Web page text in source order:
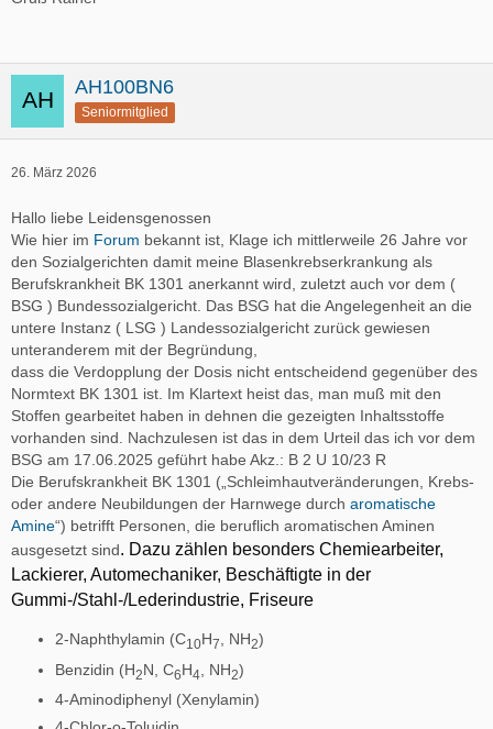
AH100BN6
Seniormitglied
26. März 2026
Hallo liebe Leidensgenossen
Wie hier im Forum bekannt ist, Klage ich mittlerweile 26 Jahre vor
den Sozialgerichten damit meine Blasenkrebserkrankung als
Berufskrankheit BK 1301 anerkannt wird, zuletzt auch vor dem (
BSG ) Bundessozialgericht. Das BSG hat die Angelegenheit an die
untere Instanz ( LSG ) Landessozialgericht zurück gewiesen
unteranderem mit der Begründung,
dass die Verdopplung der Dosis nicht entscheidend gegenüber des
Normtext BK 1301 ist. Im Klartext heist das, man muß mit den
Stoffen gearbeitet haben in dehnen die gezeigten Inhaltsstoffe
vorhanden sind. Nachzulesen ist das in dem Urteil das ich vor dem
BSG am 17.06.2025 geführt habe Akz.: B 2 U 10/23 R
Die Berufskrankheit BK 1301 („Schleimhautveränderungen, Krebs-
oder andere Neubildungen der Harnwege durch aromatische
Amine“) betrifft Personen, die beruflich aromatischen Aminen
ausgesetzt sind. Dazu zählen besonders Chemiearbeiter,
Lackierer, Automechaniker, Beschäftigte in der
Gummi-/Stahl-/Lederindustrie, Friseure
2-Naphthylamin (C10H7 , NH2)
Benzidin (H2N, C6H4 , NH2)
4-Aminodiphenyl (Xenylamin)